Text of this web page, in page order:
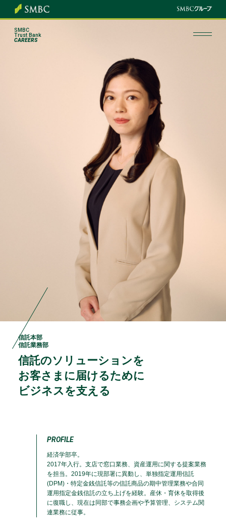
SMBC
Trust Bank
CAREERS
信託本部
信託業務部
信託のソリューションを
お客さまに届けるために
ビジネスを支える
PROFILE
経済学部卒。
2017年入行。支店で窓口業務、資産運用に関する提案業務
を担当。2019年に現部署に異動し、単独指定運用信託
(DPM)・特定金銭信託等の信託商品の期中管理業務や合同
運用指定金銭信託の立ち上げを経験。産休・育休を取得後
に復職し、現在は同部で事務企画や予算管理、システム関
連業務に従事。